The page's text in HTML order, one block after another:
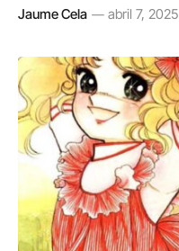
Jaume Cela abril 7, 2025